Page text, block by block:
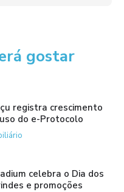
gostar
registra crescimento
do e-Protocolo
celebra o Dia dos
e promoções